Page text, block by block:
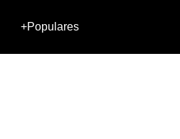
+Populares